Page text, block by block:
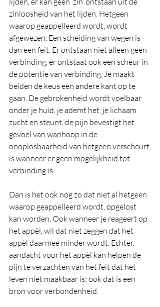
zinloosheid van het lijden. Hetgeen
waarop geappelleerd wordt, wordt
afgewezen. Een scheiding van wegen is
dan een feit. Er ontstaan niet alleen geen
verbinding, er ontstaat ook een scheur in
de potentie van verbinding. Je maakt
beiden de keus een andere kant op te
gaan. De gebrokenheid wordt voelbaar
onder je huid, je ademt het, je lichaam
zucht en steunt, de pijn bevestigt het
gevoel van wanhoop in de
onoplosbaarheid van hetgeen verscheurt
is wanneer er geen mogelijkheid tot
verbinding is.
Dan is het ook nog zo dat niet al hetgeen
waarop geappelleerd wordt, opgelost
kan worden. Ook wanneer je reageert op
het appèl, wil dat niet zeggen dat het
appèl daarmee minder wordt. Echter,
aandacht voor het appèl kan helpen de
pijn te verzachten van het feit dat het
leven niet maakbaar is; ook dat is een
bron voor verbondenheid.